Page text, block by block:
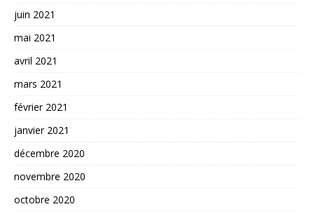
juin 2021
mai 2021
avril 2021
mars 2021
février 2021
janvier 2021
décembre 2020
novembre 2020
octobre 2020